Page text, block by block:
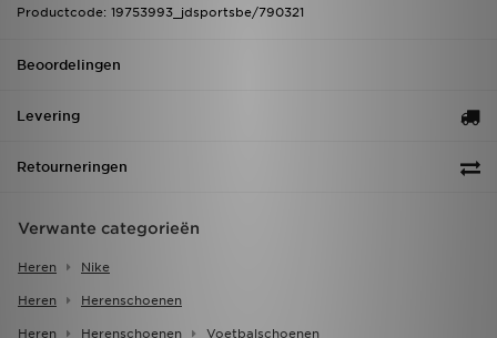
Productcode: 19753993_jdsportsbe/790321
Beoordelingen
Levering
Retourneringen
Verwante categorieën
Heren Nike
Heren Herenschoenen
Heren Herenschoenen Voetbalschoenen